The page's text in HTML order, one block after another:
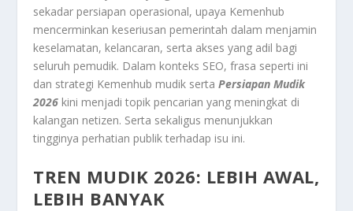
sekadar persiapan operasional, upaya Kemenhub
mencerminkan keseriusan pemerintah dalam menjamin
keselamatan, kelancaran, serta akses yang adil bagi
seluruh pemudik. Dalam konteks SEO, frasa seperti ini
dan strategi Kemenhub mudik sertaPersiapan Mudik
2026 kini menjadi topik pencarian yang meningkat di
kalangan netizen. Serta sekaligus menunjukkan
tingginya perhatian publik terhadap isu ini.
TREN MUDIK 2026: LEBIH AWAL,
LEBIH BANYAK